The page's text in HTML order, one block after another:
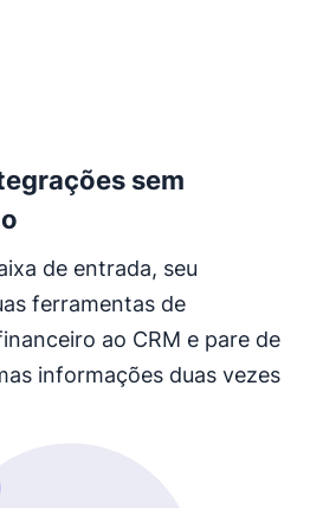
sem
de entrada, seu
ferramentas de
ao CRM e pare de
informações duas vezes